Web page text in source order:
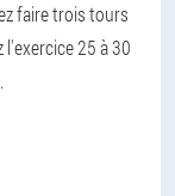
faire trois tours
25 à 30